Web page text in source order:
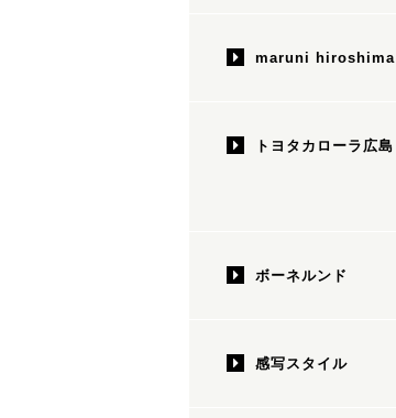
maruni hiroshima
トヨタカローラ広島
ボーネルンド
感写スタイル